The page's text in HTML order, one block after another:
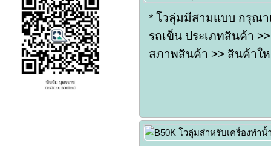
* โวลุ่มมีสามแบบ กรุณ
รถเข็น ประเภทสินค้า
สภาพสินค้า >> สินค้าใ